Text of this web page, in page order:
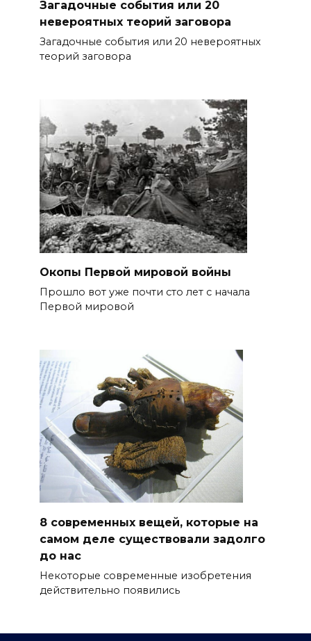
Загадочные события или 20
невероятных теорий заговора
Загадочные события или 20 невероятных
теорий заговора
Окопы Первой мировой войны
Прошло вот уже почти сто лет с начала
Первой мировой
8 современных вещей, которые на
самом деле существовали задолго
до нас
Некоторые современные изобретения
действительно появились